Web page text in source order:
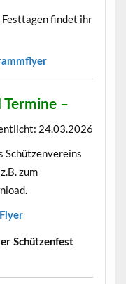
findet ihr
–
24.03.2026
Schützenvereins
zum
Schützenfest